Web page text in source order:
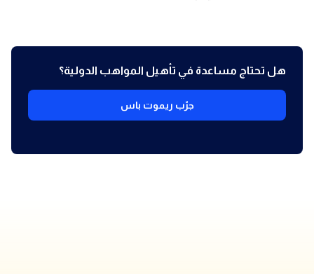
هل تحتاج مساعدة في تأهيل المواهب الدولية؟
جرّب ريموت باس